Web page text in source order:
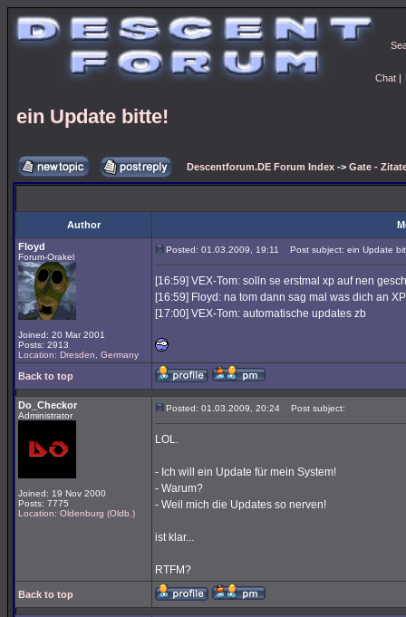
Chat |
ein Update bitte!
Descentforum.DE Forum Index -> Gate -
Author
Floyd
Forum-Orakel
Joined: 20 Mar 2001
Posts: 2913
Location: Dresden, Germany
Posted: 01.03.2009, 19:11 Post subject: ein Update
[16:59] VEX-Tom: solln se erstmal xp auf nen
[16:59] Floyd: na tom dann sag mal was dich an
[17:00] VEX-Tom: automatische updates zb
Back to top
Do_Checkor
Administrator
Joined: 19 Nov 2000
Posts: 7775
Location: Oldenburg (Oldb.)
Posted: 01.03.2009, 20:24 Post subject:
LOL.
- Ich will ein Update für mein System!
- Warum?
- Weil mich die Updates so nerven!
ist klar...
RTFM?
Back to top